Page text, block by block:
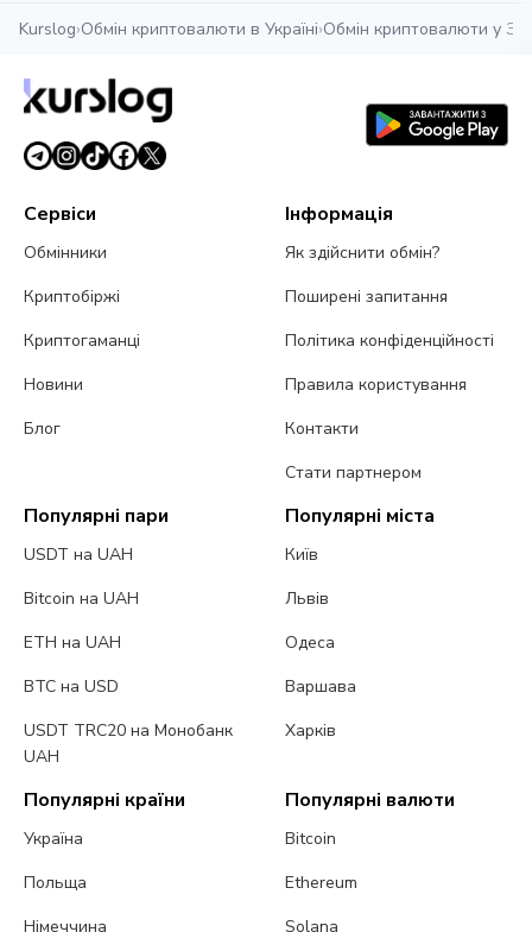
Kurslog›Обмін криптовалюти в Україні›Обмін криптовалюти у
Сервіси
Обмінники
Криптобіржі
Криптогаманці
Новини
Блог
Інформація
Як здійснити обмін?
Поширені запитання
Політика конфіденційності
Правила користування
Контакти
Стати партнером
Популярні пари
USDT на UAH
Bitcoin на UAH
ETH на UAH
BTC на USD
USDT TRC20 на Монобанк
UAH
Популярні міста
Київ
Львів
Одеса
Варшава
Харків
Популярні країни
Україна
Польща
Німеччина
Популярні валюти
Bitcoin
Ethereum
Solana